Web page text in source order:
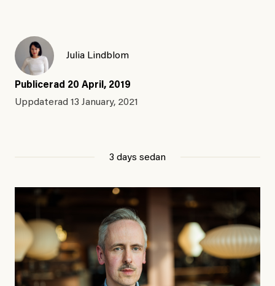
Julia Lindblom
Publicerad 20 April, 2019
Uppdaterad 13 January, 2021
3 days sedan